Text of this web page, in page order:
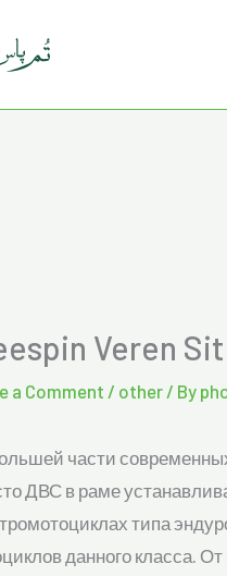
Veren
a Comment / other / By
части
ДВС в раме
типа
данного класса.